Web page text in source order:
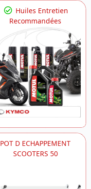
Huiles Entretien
Recommandées
POT D ECHAPPEMENT
SCOOTERS 50